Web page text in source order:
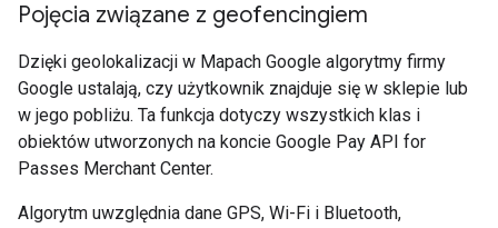
Pojęcia związane z geofencingiem
Dzięki geolokalizacji w Mapach Google algorytmy firmy
Google ustalają, czy użytkownik znajduje się w sklepie lub
w jego pobliżu. Ta funkcja dotyczy wszystkich klas i
obiektów utworzonych na koncie Google Pay API for
Passes Merchant Center.
Algorytm uwzględnia dane GPS, Wi-Fi i Bluetooth,